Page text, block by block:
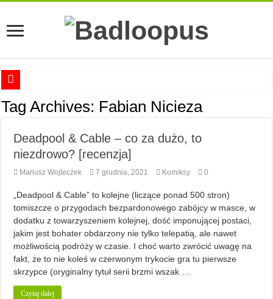
Anna Romaszkan – Praca w prosektorium nie pomaga oswoić się ze
Najlepsze mangi dla dorosłych
Najciekawsze zapowiedzi komiksowe na 2023 rok
Tag Archives: Fabian Nicieza
Deadpool & Cable – co za dużo, to
niezdrowo? [recenzja]
Mariusz Wojteczek 7 grudnia, 2021 Komiksy 0
„Deadpool & Cable” to kolejne (liczące ponad 500 stron)
tomiszcze o przygodach bezpardonowego zabójcy w masce, w
dodatku z towarzyszeniem kolejnej, dość imponującej postaci,
jakim jest bohater obdarzony nie tylko telepatią, ale nawet
możliwością podróży w czasie. I choć warto zwrócić uwagę na
fakt, że to nie koleś w czerwonym trykocie gra tu pierwsze
skrzypce (oryginalny tytuł serii brzmi wszak …
Czytaj dalej